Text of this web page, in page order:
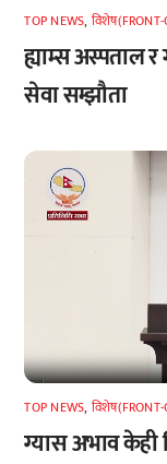
TOP NEWS, विशेष(FRONT-
ह्याम्स अस्पताल र
सेवा सम्झौता
TOP NEWS, विशेष(FRONT-
ग्यास अभाव केही